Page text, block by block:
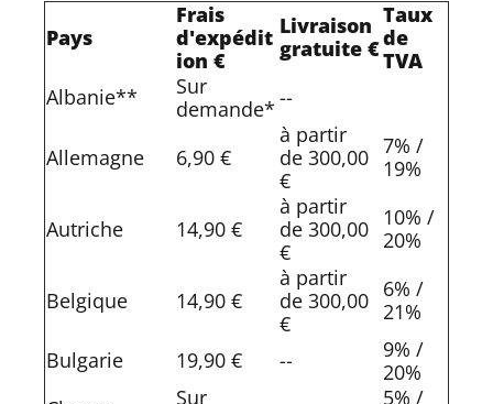
Pays
Frais
d'expédit
ion €
Livraison
gratuite €
Taux
de
TVA
Albanie**
Sur
demande* --
Allemagne 6,90 €
à partir
de 300,00
€
7% /
19%
Autriche 14,90 €
à partir
de 300,00
€
10% /
20%
Belgique 14,90 €
à partir
de 300,00
€
6% /
21%
Bulgarie
19,90 € --
9% /
20%
Sur
5% /